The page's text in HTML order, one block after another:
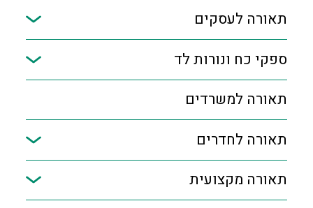
תאורה לעסקים
ספקי כח ונורות לד
תאורה למשרדים
תאורה לחדרים
תאורה מקצועית